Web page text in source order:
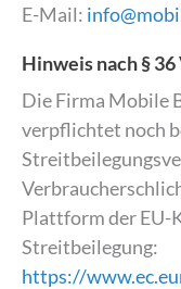
E-Mail:
Hinweis nach § 36
Die Firma Mobile
verpflichtet noch
Plattform der EU-
Streitbeilegung:
https://